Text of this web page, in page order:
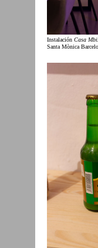
Instalación Casa
Santa Mònica